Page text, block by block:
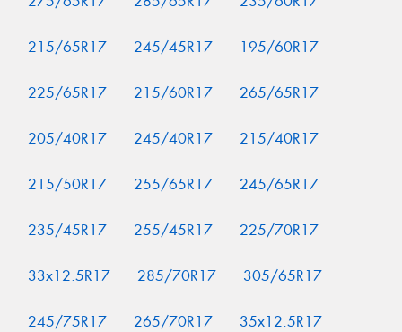
215/65R17 245/45R17 195/60R17
225/65R17 215/60R17 265/65R17
205/40R17 245/40R17 215/40R17
215/50R17 255/65R17 245/65R17
235/45R17 255/45R17 225/70R17
33x12.5R17 285/70R17 305/65R17
245/75R17 265/70R17 35x12.5R17